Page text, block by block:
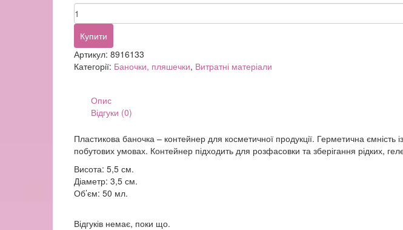
Контейнер
(герметичний)
50мл
кількість
Купити
Артикул: 8916133
Категорії: Баночки, пляшечки, Витратні матеріали
Опис
Відгуки (0)
Пластикова баночка – контейнер для косметичної продукції. Герметична
побутових умовах. Контейнер підходить для розфасовки та зберігання рідких,
Висота: 5,5 см.
Діаметр: 3,5 см.
Об’єм: 50 мл.
Відгуків немає, поки що.